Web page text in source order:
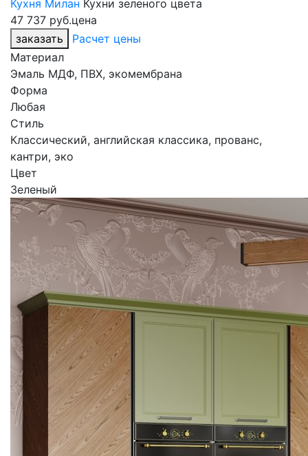
Кухня Милан Кухни зеленого цвета
47 737 руб.цена
заказать
Расчет цены
Материал
Эмаль МДФ, ПВХ, экомембрана
Форма
Любая
Стиль
Классический, английская классика, прованс,
кантри, эко
Цвет
Зеленый